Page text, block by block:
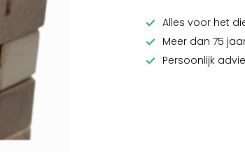
Alles voor het
Meer dan 75
Persoonlijk